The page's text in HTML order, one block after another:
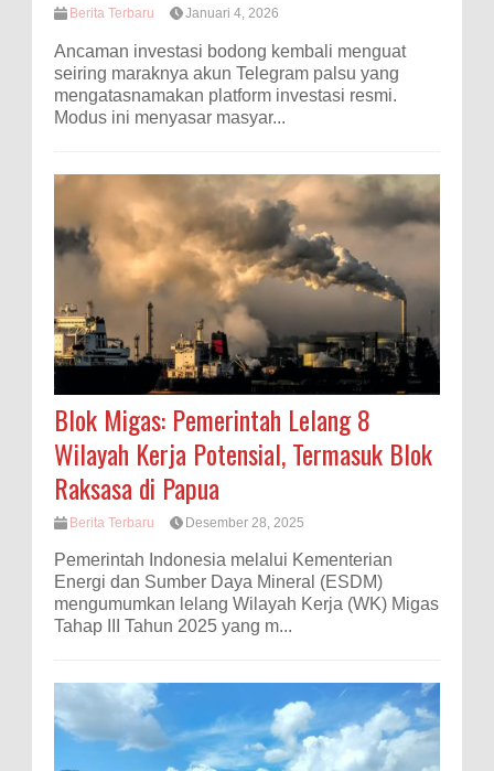
Berita Terbaru Januari 4, 2026
Ancaman investasi bodong kembali menguat
seiring maraknya akun Telegram palsu yang
mengatasnamakan platform investasi resmi.
Modus ini menyasar masyar...
Blok Migas: Pemerintah Lelang 8
Wilayah Kerja Potensial, Termasuk Blok
Raksasa di Papua
Berita Terbaru Desember 28, 2025
Pemerintah Indonesia melalui Kementerian
Energi dan Sumber Daya Mineral (ESDM)
mengumumkan lelang Wilayah Kerja (WK) Migas
Tahap III Tahun 2025 yang m...